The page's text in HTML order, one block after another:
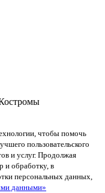
чтобы помочь
пользовательского
и услуг. Продолжая
и обработку, в
персональных данных,
данными»